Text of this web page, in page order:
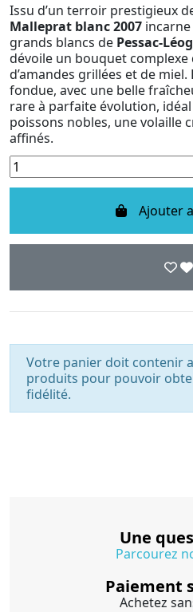
Issu d’un terroir prestigieux
Malleprat blanc 2007 incarne
grands blancs de Pessac-
dévoile un bouquet complexe
d’amandes grillées et de
fondue, avec une belle
rare à parfaite évolution,
poissons nobles, une volaille
affinés.
Ajouter
Votre panier doit contenir
produits pour pouvoir
fidélité.
Une
Parcourez
Paiement
Achetez